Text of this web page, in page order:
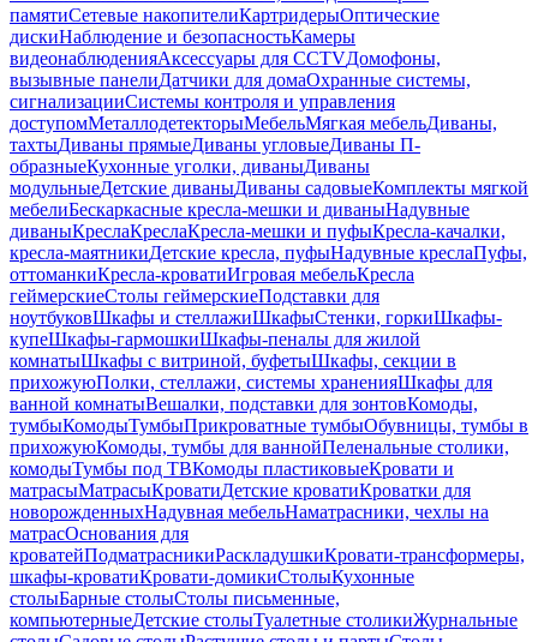
памятиСетевые накопителиКартридерыОптические
дискиНаблюдение и безопасностьКамеры
видеонаблюденияАксессуары для CCTVДомофоны,
вызывные панелиДатчики для домаОхранные системы,
сигнализацииСистемы контроля и управления
доступомМеталлодетекторыМебельМягкая мебельДиваны,
тахтыДиваны прямыеДиваны угловыеДиваны П-
образныеКухонные уголки, диваныДиваны
модульныеДетские диваныДиваны садовыеКомплекты мягкой
мебелиБескаркасные кресла-мешки и диваныНадувные
диваныКреслаКреслаКресла-мешки и пуфыКресла-качалки,
кресла-маятникиДетские кресла, пуфыНадувные креслаПуфы,
оттоманкиКресла-кроватиИгровая мебельКресла
геймерскиеСтолы геймерскиеПодставки для
ноутбуковШкафы и стеллажиШкафыСтенки, горкиШкафы-
купеШкафы-гармошкиШкафы-пеналы для жилой
комнатыШкафы с витриной, буфетыШкафы, секции в
прихожуюПолки, стеллажи, системы храненияШкафы для
ванной комнатыВешалки, подставки для зонтовКомоды,
тумбыКомодыТумбыПрикроватные тумбыОбувницы, тумбы в
прихожуюКомоды, тумбы для ваннойПеленальные столики,
комодыТумбы под ТВКомоды пластиковыеКровати и
матрасыМатрасыКроватиДетские кроватиКроватки для
новорожденныхНадувная мебельНаматрасники, чехлы на
матрасОснования для
кроватейПодматрасникиРаскладушкиКровати-трансформеры,
шкафы-кроватиКровати-домикиСтолыКухонные
столыБарные столыСтолы письменные,
компьютерныеДетские столыТуалетные столикиЖурнальные